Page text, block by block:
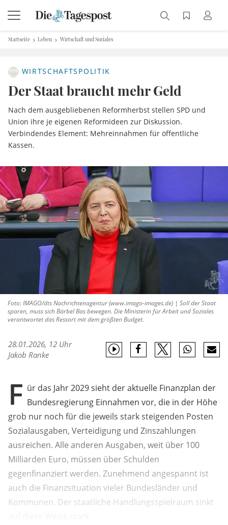
Startseite Leben Wirtschaft und Soziales
WIRTSCHAFTSPOLITIK
Der Staat braucht mehr Geld
Nach dem ausgebliebenen Reformherbst stellen SPD und
Union ihre je eigenen Reformideen zur Diskussion.
Verbindendes Element: Mehreinnahmen für öffentliche
Kassen.
Foto: IMAGO/dts Nachrichtenagentur (www.imago-images.de) | Soll der Staat
sparen, muss sich Bärbel Bas bewegen. Die Ministerin für Arbeit und Soziales
verantwortet das Ressort mit dem größten Budget.
28.01.2026, 12 Uhr
Jakob Ranke
F ür das Jahr 2029 sieht der aktuelle Finanzplan der
Bundesregierung Einnahmen vor, die in der Höhe
grob nur noch für die jeweils stark steigenden Posten
Sozialausgaben, Verteidigung und Zinszahlungen
ausreichen. Alle anderen Ausgaben, weit über 100
Milliarden Euro, müssen über Schulden
gegenfinanziert werden. Zunehmend angespannt ist
auch die Finanzsituation vieler Bundesländer und
Kommunen. Der staatliche Handlungsspielraum sinkt